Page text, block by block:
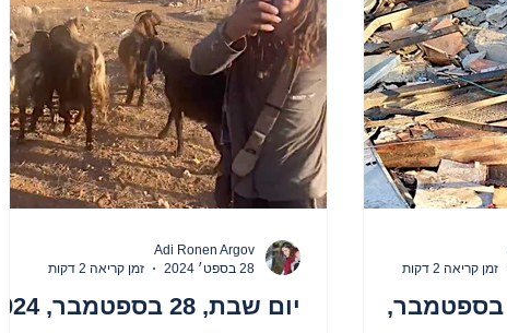
יום ראשון, 29 בספטמבר,
זמן קריאה 2 דקות
יום שבת, 28 בספטמבר, 2024
Adi Ronen Argov
28 בספט׳ 2024
זמן קריאה 2 דקות